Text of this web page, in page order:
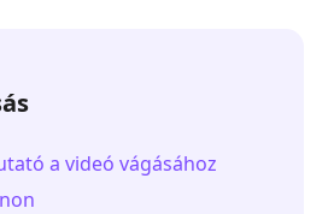
a videó vágásához